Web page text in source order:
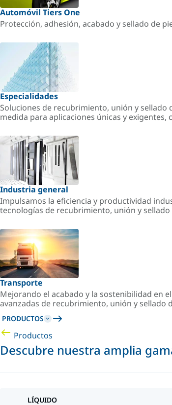
Automóvil Tiers One
Protección, adhesión, acabado y sellado de
Especialidades
Soluciones de recubrimiento, unión y sellado
medida para aplicaciones únicas y exigentes,
Industria general
Impulsamos la eficiencia y productividad
tecnologías de recubrimiento, unión y sellado
Transporte
Mejorando el acabado y la sostenibilidad en
avanzadas de recubrimiento, unión y sellado
PRODUCTOS
Productos
Descubre nuestra amplia
LÍQUIDO